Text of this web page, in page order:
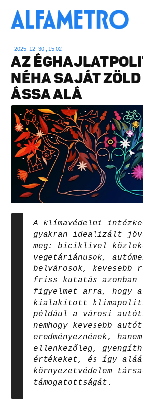
2025. 12. 30., 15:02
AZ
NÉHA SAJÁT
ÁSSA ALÁ
A klímavédelmi
gyakran idealizált
meg: biciklivel
vegetáriánusok,
belvárosok, kevesebb
friss kutatás
figyelmet arra, hogy
kialakított
például a városi
nemhogy kevesebb autót
eredményeznének,
ellenkezőleg,
értékeket, és így
környezetvédelem
támogatottságát.